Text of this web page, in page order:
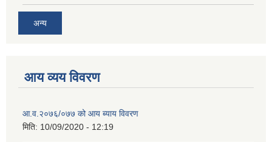
अन्य
आय व्यय विवरण
आ.व.२०७६/०७७ को आय ब्याय विवरण
मिति: 10/09/2020 - 12:19